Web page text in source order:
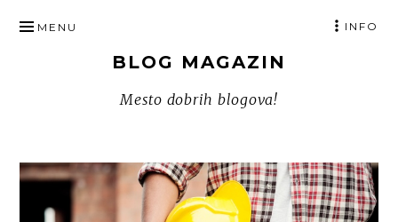
TO
BLOG MAGAZIN
Mesto dobrih blogova!
MENU INFO